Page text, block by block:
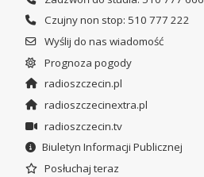
Czujny non stop: 510 777 222
Wyślij do nas wiadomość
Prognoza pogody
radioszczecin.pl
radioszczecinextra.pl
radioszczecin.tv
Biuletyn Informacji Publicznej
Posłuchaj teraz